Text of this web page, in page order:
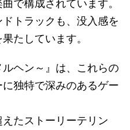
で構成されています。
トラックも、没入感を
たしています。
ルヘン～』は、これらの
独特で深みのあるゲー
たストーリーテリン